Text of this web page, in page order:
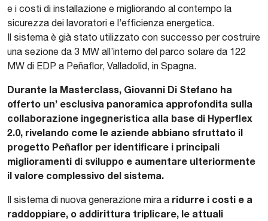
e i costi di installazione e migliorando al contempo la
sicurezza dei lavoratori e l’efficienza energetica.
Il sistema è già stato utilizzato con successo per costruire
una sezione da 3 MW all’interno del parco solare da 122
MW di EDP a Peñaflor, Valladolid, in Spagna.
Durante la Masterclass, Giovanni Di Stefano ha
offerto un’ esclusiva panoramica approfondita sulla
collaborazione ingegneristica alla base di Hyperflex
2.0, rivelando come le aziende abbiano sfruttato il
progetto Peñaflor per identificare i principali
miglioramenti di sviluppo e aumentare ulteriormente
il valore complessivo del sistema.
Il sistema di nuova generazione mira a ridurre i costi e a
raddoppiare, o addirittura triplicare, le attuali